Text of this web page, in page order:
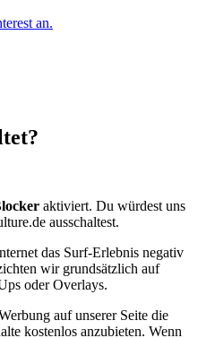
an.
aktiviert. Du würdest uns
ausschaltest.
das Surf-Erlebnis negativ
wir grundsätzlich auf
oder Overlays.
auf unserer Seite die
kostenlos anzubieten. Wenn